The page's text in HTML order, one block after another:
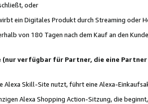
oder
ein Digitales Produkt durch Streaming oder
von 180 Tagen nach dem Kauf an den
(nur verfügbar für Partner, die eine
Alexa Skill-Site nutzt, führt eine Alexa-
Alexa Shopping Action-Sitzung, die